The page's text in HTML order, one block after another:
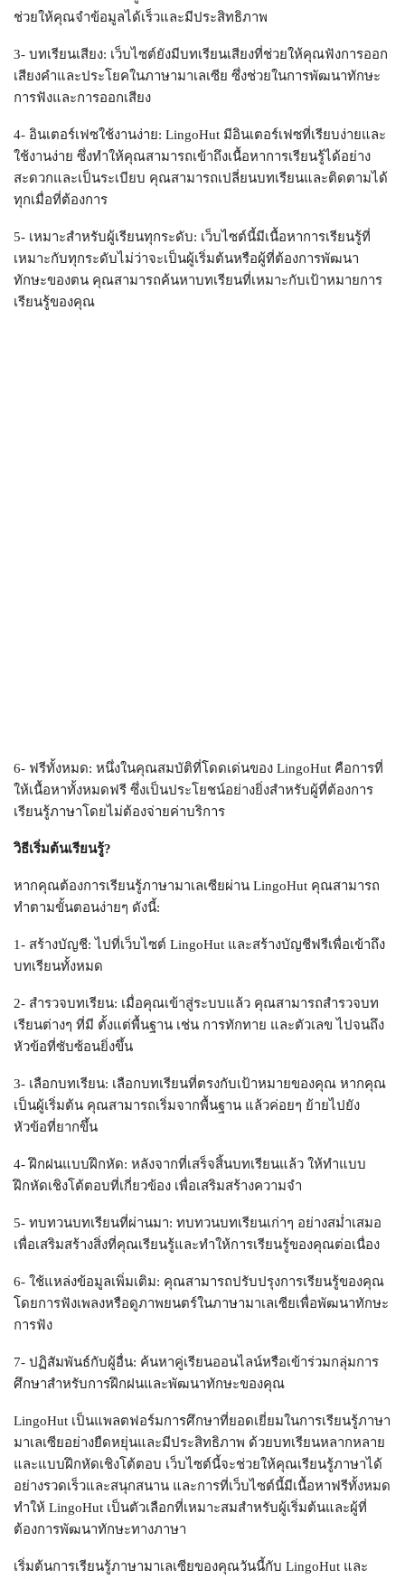
ช่วยให้คุณจำข้อมูลได้เร็วและมีประสิทธิภาพ
3- บทเรียนเสียง: เว็บไซต์ยังมีบทเรียนเสียงที่ช่วยให้คุณฟังการออก
เสียงคำและประโยคในภาษามาเลเซีย ซึ่งช่วยในการพัฒนาทักษะ
การฟังและการออกเสียง
4- อินเตอร์เฟซใช้งานง่าย: LingoHut มีอินเตอร์เฟซที่เรียบง่ายและ
ใช้งานง่าย ซึ่งทำให้คุณสามารถเข้าถึงเนื้อหาการเรียนรู้ได้อย่าง
สะดวกและเป็นระเบียบ คุณสามารถเปลี่ยนบทเรียนและติดตามได้
ทุกเมื่อที่ต้องการ
5- เหมาะสำหรับผู้เรียนทุกระดับ: เว็บไซต์นี้มีเนื้อหาการเรียนรู้ที่
เหมาะกับทุกระดับไม่ว่าจะเป็นผู้เริ่มต้นหรือผู้ที่ต้องการพัฒนา
ทักษะของตน คุณสามารถค้นหาบทเรียนที่เหมาะกับเป้าหมายการ
เรียนรู้ของคุณ
6- ฟรีทั้งหมด: หนึ่งในคุณสมบัติที่โดดเด่นของ LingoHut คือการที่
ให้เนื้อหาทั้งหมดฟรี ซึ่งเป็นประโยชน์อย่างยิ่งสำหรับผู้ที่ต้องการ
เรียนรู้ภาษาโดยไม่ต้องจ่ายค่าบริการ
วิธีเริ่มต้นเรียนรู้?
หากคุณต้องการเรียนรู้ภาษามาเลเซียผ่าน LingoHut คุณสามารถ
ทำตามขั้นตอนง่ายๆ ดังนี้:
1- สร้างบัญชี: ไปที่เว็บไซต์ LingoHut และสร้างบัญชีฟรีเพื่อเข้าถึง
บทเรียนทั้งหมด
2- สำรวจบทเรียน: เมื่อคุณเข้าสู่ระบบแล้ว คุณสามารถสำรวจบท
เรียนต่างๆ ที่มี ตั้งแต่พื้นฐาน เช่น การทักทาย และตัวเลข ไปจนถึง
หัวข้อที่ซับซ้อนยิ่งขึ้น
3- เลือกบทเรียน: เลือกบทเรียนที่ตรงกับเป้าหมายของคุณ หากคุณ
เป็นผู้เริ่มต้น คุณสามารถเริ่มจากพื้นฐาน แล้วค่อยๆ ย้ายไปยัง
หัวข้อที่ยากขึ้น
4- ฝึกฝนแบบฝึกหัด: หลังจากที่เสร็จสิ้นบทเรียนแล้ว ให้ทำแบบ
ฝึกหัดเชิงโต้ตอบที่เกี่ยวข้อง เพื่อเสริมสร้างความจำ
5- ทบทวนบทเรียนที่ผ่านมา: ทบทวนบทเรียนเก่าๆ อย่างสม่ำเสมอ
เพื่อเสริมสร้างสิ่งที่คุณเรียนรู้และทำให้การเรียนรู้ของคุณต่อเนื่อง
6- ใช้แหล่งข้อมูลเพิ่มเติม: คุณสามารถปรับปรุงการเรียนรู้ของคุณ
โดยการฟังเพลงหรือดูภาพยนตร์ในภาษามาเลเซียเพื่อพัฒนาทักษะ
การฟัง
7- ปฏิสัมพันธ์กับผู้อื่น: ค้นหาคู่เรียนออนไลน์หรือเข้าร่วมกลุ่มการ
ศึกษาสำหรับการฝึกฝนและพัฒนาทักษะของคุณ
LingoHut เป็นแพลตฟอร์มการศึกษาที่ยอดเยี่ยมในการเรียนรู้ภาษา
มาเลเซียอย่างยืดหยุ่นและมีประสิทธิภาพ ด้วยบทเรียนหลากหลาย
และแบบฝึกหัดเชิงโต้ตอบ เว็บไซต์นี้จะช่วยให้คุณเรียนรู้ภาษาได้
อย่างรวดเร็วและสนุกสนาน และการที่เว็บไซต์นี้มีเนื้อหาฟรีทั้งหมด
ทำให้ LingoHut เป็นตัวเลือกที่เหมาะสมสำหรับผู้เริ่มต้นและผู้ที่
ต้องการพัฒนาทักษะทางภาษา
เริ่มต้นการเรียนรู้ภาษามาเลเซียของคุณวันนี้กับ LingoHut และ